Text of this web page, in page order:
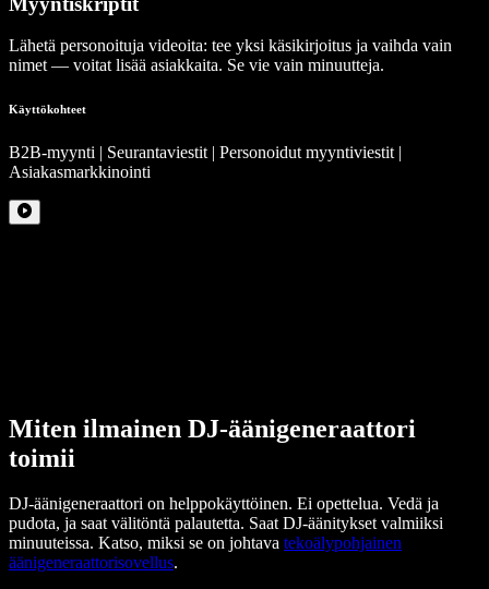
Lähetä personoituja videoita: tee yksi käsikirjoitus ja vaihda vain
nimet — voitat lisää asiakkaita. Se vie vain minuutteja.
Käyttökohteet
B2B-myynti | Seurantaviestit | Personoidut myyntiviestit |
Asiakasmarkkinointi
Miten ilmainen DJ-äänigeneraattori
toimii
DJ-äänigeneraattori on helppokäyttöinen. Ei opettelua. Vedä ja
pudota, ja saat välitöntä palautetta. Saat DJ-äänitykset valmiiksi
minuuteissa. Katso, miksi se on johtava tekoälypohjainen
äänigeneraattorisovellus.